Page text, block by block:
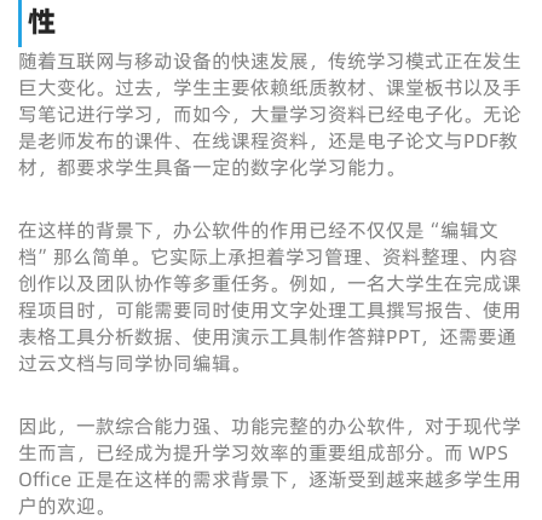
性
随着互联网与移动设备的快速发展，传统学习模式正在发生
巨大变化。过去，学生主要依赖纸质教材、课堂板书以及手
写笔记进行学习，而如今，大量学习资料已经电子化。无论
是老师发布的课件、在线课程资料，还是电子论文与PDF教
材，都要求学生具备一定的数字化学习能力。
在这样的背景下，办公软件的作用已经不仅仅是“编辑文
档”那么简单。它实际上承担着学习管理、资料整理、内容
创作以及团队协作等多重任务。例如，一名大学生在完成课
程项目时，可能需要同时使用文字处理工具撰写报告、使用
表格工具分析数据、使用演示工具制作答辩PPT，还需要通
过云文档与同学协同编辑。
因此，一款综合能力强、功能完整的办公软件，对于现代学
生而言，已经成为提升学习效率的重要组成部分。而 WPS
Office 正是在这样的需求背景下，逐渐受到越来越多学生用
户的欢迎。